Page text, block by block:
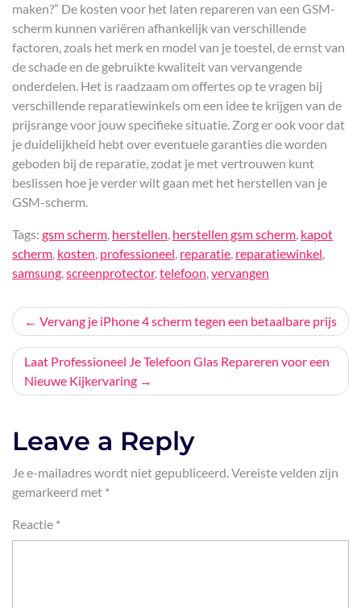
maken?” De kosten voor het laten repareren van een GSM-
scherm kunnen variëren afhankelijk van verschillende
factoren, zoals het merk en model van je toestel, de ernst van
de schade en de gebruikte kwaliteit van vervangende
onderdelen. Het is raadzaam om offertes op te vragen bij
verschillende reparatiewinkels om een idee te krijgen van de
prijsrange voor jouw specifieke situatie. Zorg er ook voor dat
je duidelijkheid hebt over eventuele garanties die worden
geboden bij de reparatie, zodat je met vertrouwen kunt
beslissen hoe je verder wilt gaan met het herstellen van je
GSM-scherm.
Tags: gsm scherm, herstellen, herstellen gsm scherm, kapot
scherm, kosten, professioneel, reparatie, reparatiewinkel,
samsung,screenprotector,telefoon,vervangen
Bericht
navigatie
Vervang je iPhone 4 scherm tegen een betaalbare prijs
Laat Professioneel Je Telefoon Glas Repareren voor een
Nieuwe Kijkervaring
Leave a Reply
Je e-mailadres wordt niet gepubliceerd.Vereiste velden zijn
gemarkeerd met *
Reactie *